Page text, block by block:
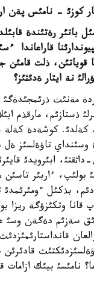
كوزئ - نامئس پةن
باتئر رةتئندة
قاراعاندا
قوياتئن، ذلت قامئن
نة ايتار ةدئثئز؟
مةنئث ذرئمجئدةگئ
ذستازئم، مارقذم
كةلدئ. كوشةدة كةلة
تاؤةلسئز ةل
ابئرويدئ
بولئپ، ءاربئر
بذكئل ءومئرئمدئ
قانا وتكئزؤگة ريزا
سةزئم دةگةن وسئ
نامئسئ بيئك ازامات